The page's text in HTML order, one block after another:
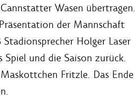
Wasen übertragen.
der Mannschaft
Holger Laser
und die Saison zurück.
Fritzle. Das Ende